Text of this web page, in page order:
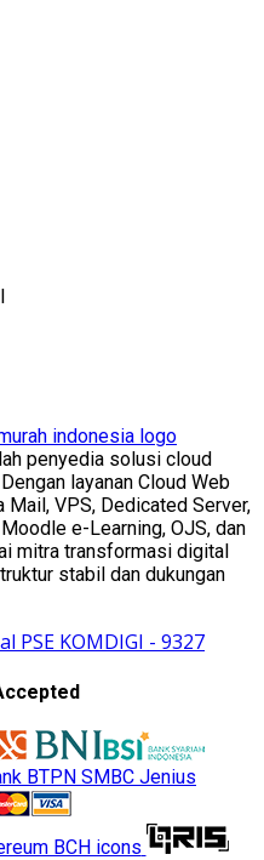
penyedia solusi cloud
layanan Cloud Web
VPS, Dedicated Server,
e-Learning, OJS, dan
mitra transformasi digital
stabil dan dukungan